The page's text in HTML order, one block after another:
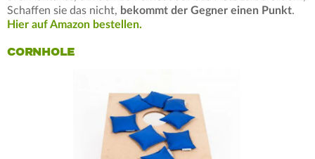
Schaffen sie das nicht, bekommt der Gegner einen Punkt.
Hier auf Amazon bestellen.
CORNHOLE